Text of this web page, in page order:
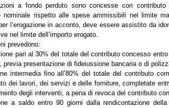
a fondo perduto sono concesse con
nominale rispetto alle spese ammissibili nel limite
l’erogazione in acconto, deve essere assistito da
nel limite dell’importo erogato.
prevedono:
pari al 30% del totale del contributo concesso
previa presentazione di fideiussione bancaria o di
intermedia fino all’80% del totale del contributo
dei lavori, dei servizi e delle forniture, completate
degli interventi, a pena di revoca del contributo
a saldo entro 90 giorni dalla rendicontazione